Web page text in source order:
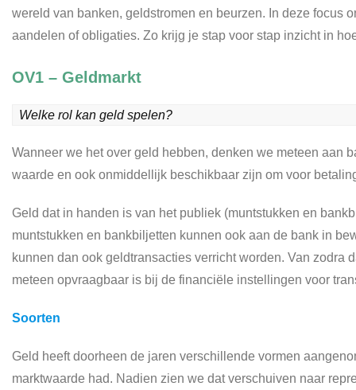
wereld van banken, geldstromen en beurzen. In deze focus
aandelen of obligaties. Zo krijg je stap voor stap inzicht in
OV1 – Geldmarkt
Welke rol kan geld spelen?
Wanneer we het over geld hebben, denken we meteen aan
waarde en ook onmiddellijk beschikbaar zijn om voor
Geld dat in handen is van het publiek (muntstukken en
muntstukken en bankbiljetten kunnen ook aan de bank in
kunnen dan ook geldtransacties verricht worden. Van
meteen opvraagbaar is bij de financiële instellingen voor
Soorten
Geld heeft doorheen de jaren verschillende vormen
marktwaarde had. Nadien zien we dat verschuiven naar